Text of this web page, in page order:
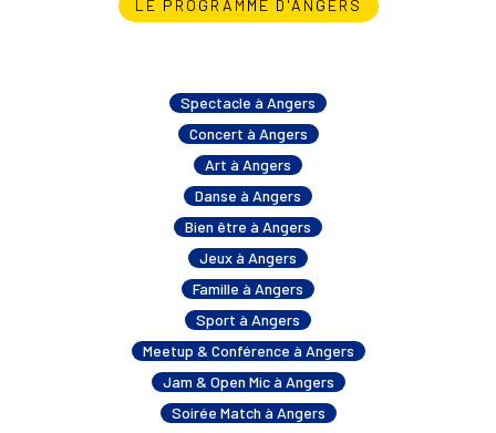
LE PROGRAMME D'ANGERS
Spectacle à Angers
Concert à Angers
Art à Angers
Danse à Angers
Bien être à Angers
Jeux à Angers
Famille à Angers
Sport à Angers
Meetup & Conférence à Angers
Jam & Open Mic à Angers
Soirée Match à Angers